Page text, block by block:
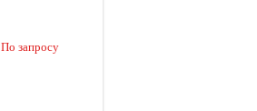
По запросу